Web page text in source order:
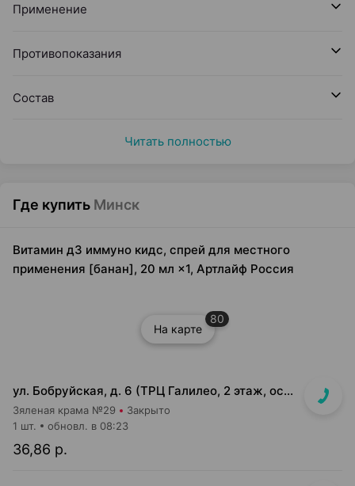
Применение
Противопоказания
Состав
Читать полностью
Где купить Минск
Витамин д3 иммуно кидс, спрей для местного
применения [банан], 20 мл ×1, Артлайф Россия
На карте
80
ул. Бобруйская, д. 6 (ТРЦ Галилео, 2 этаж, островок)
Зяленая крама №29 Закрыто
36,86 р.
1 шт. обновл. в 08:23